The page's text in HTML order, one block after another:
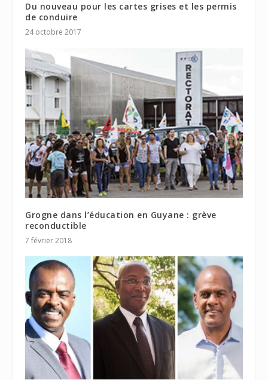
Du nouveau pour les cartes grises et les permis
de conduire
24 octobre 2017
Grogne dans l’éducation en Guyane : grève
reconductible
7 février 2018